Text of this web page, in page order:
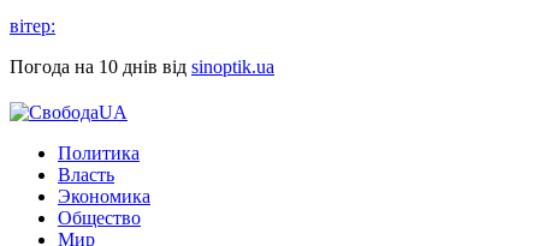
вітер:
Погода на 10 днів від sinoptik.ua
Политика
Власть
Экономика
Общество
Мир